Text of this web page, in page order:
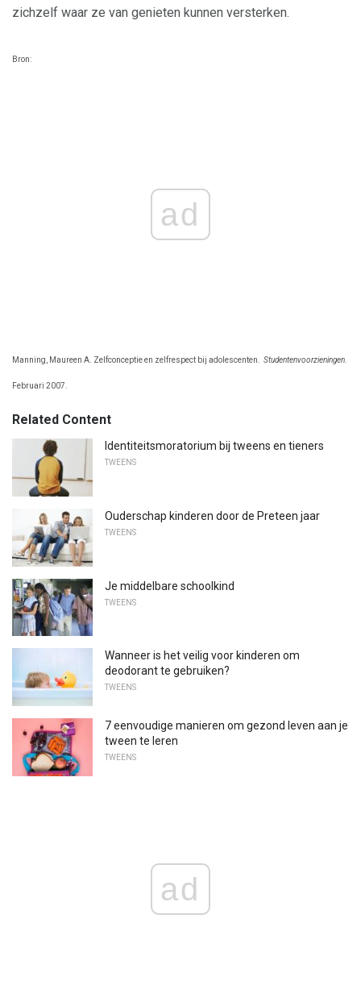
zichzelf waar ze van genieten kunnen versterken.
Bron:
ad
Manning, Maureen A. Zelfconceptie en zelfrespect bij adolescenten. Studentenvoorzieningen.
Februari 2007.
Related Content
Identiteitsmoratorium bij tweens en tieners
TWEENS
Ouderschap kinderen door de Preteen jaar
TWEENS
Je middelbare schoolkind
TWEENS
Wanneer is het veilig voor kinderen om
deodorant te gebruiken?
TWEENS
7 eenvoudige manieren om gezond leven aan je
tween te leren
TWEENS
ad